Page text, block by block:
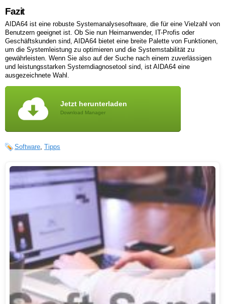
Fazit
AIDA64 ist eine robuste Systemanalysesoftware, die für eine Vielzahl von
Benutzern geeignet ist. Ob Sie nun Heimanwender, IT-Profis oder
Geschäftskunden sind, AIDA64 bietet eine breite Palette von Funktionen,
um die Systemleistung zu optimieren und die Systemstabilität zu
gewährleisten. Wenn Sie also auf der Suche nach einem zuverlässigen
und leistungsstarken Systemdiagnosetool sind, ist AIDA64 eine
ausgezeichnete Wahl.
Jetzt herunterladen
Download Manager
Software, Tipps